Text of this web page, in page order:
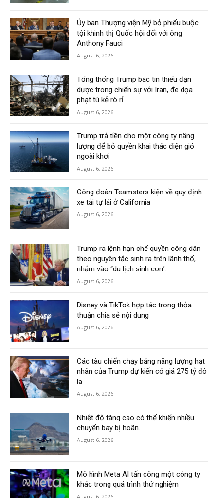
Ủy ban Thượng viện Mỹ bỏ phiếu buộc
tội khinh thị Quốc hội đối với ông
Anthony Fauci
August 6, 2026
Tổng thống Trump bác tin thiếu đạn
dược trong chiến sự với Iran, đe dọa
phạt tù kẻ rò rỉ
August 6, 2026
Trump trả tiền cho một công ty năng
lượng để bỏ quyền khai thác điện gió
ngoài khơi
August 6, 2026
Công đoàn Teamsters kiện về quy định
xe tải tự lái ở California
August 6, 2026
Trump ra lệnh hạn chế quyền công dân
theo nguyên tắc sinh ra trên lãnh thổ,
nhắm vào “du lịch sinh con”.
August 6, 2026
Disney và TikTok hợp tác trong thỏa
thuận chia sẻ nội dung
August 6, 2026
Các tàu chiến chạy bằng năng lượng hạt
nhân của Trump dự kiến có giá 275 tỷ đô
la
August 6, 2026
Nhiệt độ tăng cao có thể khiến nhiều
chuyến bay bị hoãn.
August 6, 2026
Mô hình Meta AI tấn công một công ty
khác trong quá trình thử nghiệm
August 6, 2026